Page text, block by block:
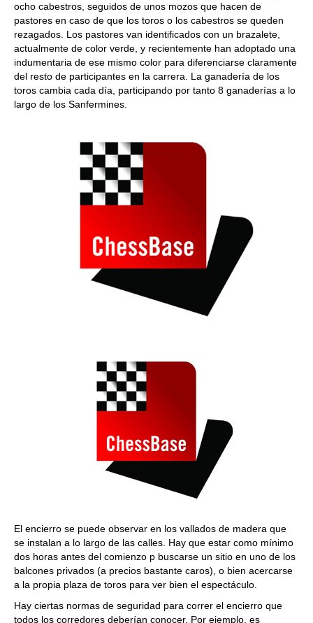
ocho cabestros, seguidos de unos mozos que hacen de
pastores en caso de que los toros o los cabestros se queden
rezagados. Los pastores van identificados con un brazalete,
actualmente de color verde, y recientemente han adoptado una
indumentaria de ese mismo color para diferenciarse claramente
del resto de participantes en la carrera. La ganadería de los
toros cambia cada día, participando por tanto 8 ganaderías a lo
largo de los Sanfermines.
El encierro se puede observar en los vallados de madera que
se instalan a lo largo de las calles. Hay que estar como mínimo
dos horas antes del comienzo p buscarse un sitio en uno de los
balcones privados (a precios bastante caros), o bien acercarse
a la propia plaza de toros para ver bien el espectáculo.
Hay ciertas normas de seguridad para correr el encierro que
todos los corredores deberían conocer. Por ejemplo, es